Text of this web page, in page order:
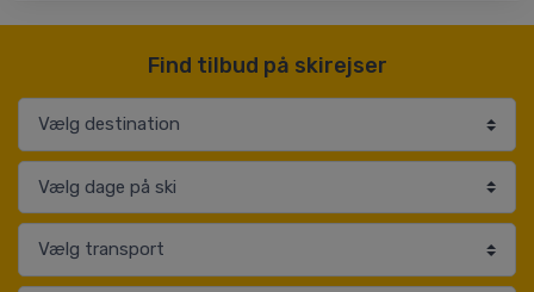
Find tilbud på skirejser